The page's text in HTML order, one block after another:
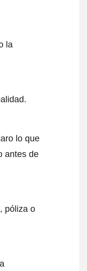
la
lo que
antes de
póliza o